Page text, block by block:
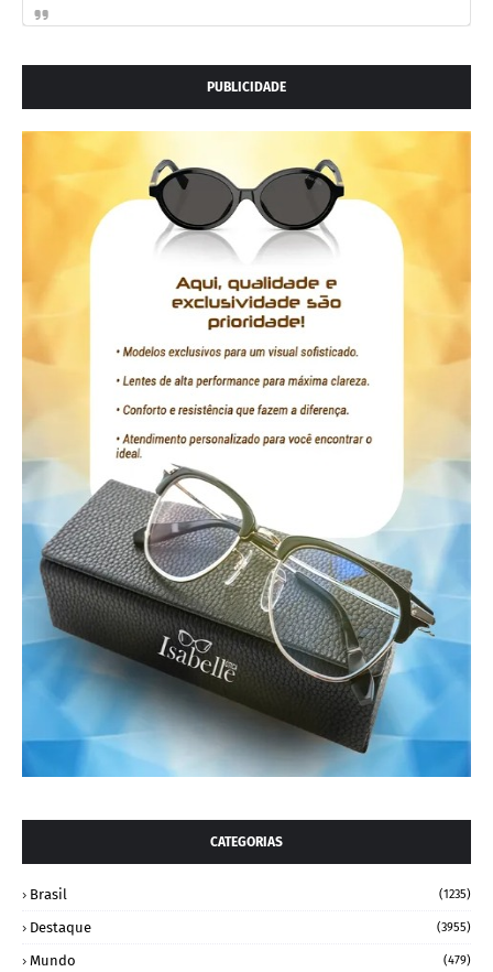
PUBLICIDADE
CATEGORIAS
Brasil (1235)
Destaque (3955)
Mundo (479)